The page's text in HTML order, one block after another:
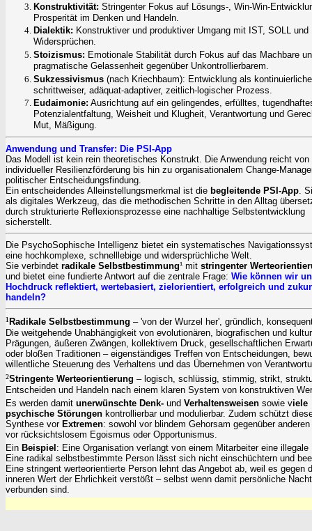
Konstruktivität: Stringenter Fokus auf Lösungs-, Win-Win-
Prosperität im Denken und Handeln.
Dialektik: Konstruktiver und produktiver Umgang mit IST, SOLL und
Widersprüchen.
Stoizismus: Emotionale Stabilität durch Fokus auf das Machbare
pragmatische Gelassenheit gegenüber Unkontrollierbarem.
Sukzessivismus (nach Kriechbaum): Entwicklung als
schrittweiser, adäquat-adaptiver, zeitlich-logischer Prozess.
Eudaimonie: Ausrichtung auf ein gelingendes, erfülltes,
Potenzialentfaltung, Weisheit und Klugheit, Verantwortung und
Mut, Mäßigung.
Anwendung und Transfer: Die PSI-App
Das Modell ist kein rein theoretisches Konstrukt. Die Anwendung reicht von
individueller Resilienzförderung bis hin zu organisationalem Change-
politischer Entscheidungsfindung.
Ein entscheidendes Alleinstellungsmerkmal ist die begleitende PSI-App.
als digitales Werkzeug, das die methodischen Schritte in den Alltag
durch strukturierte Reflexionsprozesse eine nachhaltige Selbstentwicklung
sicherstellt.
Die PsychoSophische Intelligenz bietet ein systematisches
eine hochkomplexe, schnelllebige und widersprüchliche Welt.
Sie verbindet radikale Selbstbestimmung¹ mit stringenter
und bietet eine fundierte Antwort auf die zentrale Frage: Wie können wir
Hochdruck reflektiert, wertebasiert, zielorientiert, erfolgreich und
handeln?
¹ Radikal e Selbstbestimmung – 'von der Wurzel her', gründlich,
Die weitgehende Unabhängigkeit von evolutionären, biografischen und
Prägungen, äußeren Zwängen, kollektivem Druck, gesellschaftlichen
oder bloßen Traditionen – eigenständiges Treffen von Entscheidungen,
willentliche Steuerung des Verhaltens und das Übernehmen von
²Stringente Werteorientierung – logisch, schlüssig, stimmig, strikt,
Entscheiden und Handeln nach einem klaren System von konstruktiven
Es werden damit unerwünschte Denk- und Verhaltensweisen sowie viele
psychische Störungen kontrollierbar und modulierbar. Zudem schützt
Synthese vor Extremen: sowohl vor blindem Gehorsam gegenüber
vor rücksichtslosem Egoismus oder Opportunismus.
Ein Beispiel : Eine Organisation verlangt von einem Mitarbeiter eine illegale
Eine radikal selbstbestimmte Person lässt sich nicht einschüchtern und
Eine stringent werteorientierte Person lehnt das Angebot ab, weil es gegen
inneren Wert der Ehrlichkeit verstößt – selbst wenn damit persönliche
verbunden sind.